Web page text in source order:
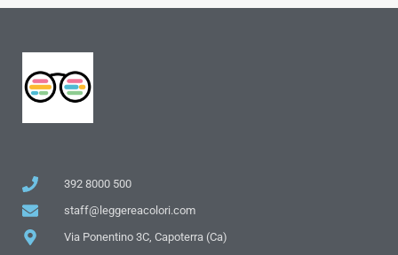
392 8000 500
staff@leggereacolori.com
Via Ponentino 3C, Capoterra (Ca)